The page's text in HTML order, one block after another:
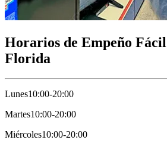
Horarios de Empeño
Florida
Lunes10:00-20:00
Martes10:00-20:00
Miércoles10:00-20:00